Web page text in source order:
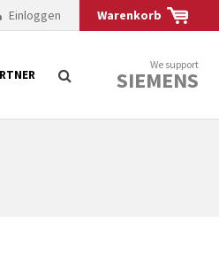
Warenkorb
Einloggen
We support
SIEMENS